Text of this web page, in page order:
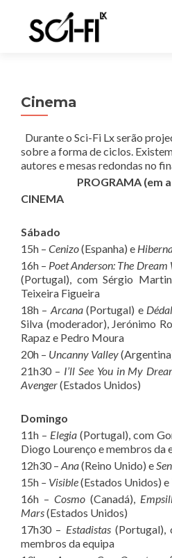
Cinema
Durante o Sci-Fi Lx serão
sobre a forma de ciclos.
autores e mesas redondas no
PROGRAMA (em
CINEMA
Sábado
15h – Cenizo(Espanha) e
16h – Poet Anderson: The Dream
(Portugal), com Sérgio
Teixeira Figueira
18h – Arcana(Portugal) e
Silva (moderador), Jerónimo
Rapaz e Pedro Moura
20h – Uncanny Valley
21h30 – I’ll See You in My
Avenger(Estados Unidos)
Domingo
11h – Elegia (Portugal), com
Diogo Lourenço e membros da
12h30 – Ana(Reino Unido) e
15h – Visible(Estados Unidos) e
16h – Cosmo (Canadá),
Mars(Estados Unidos)
17h30 – Estadistas(Portugal),
membros da equipa